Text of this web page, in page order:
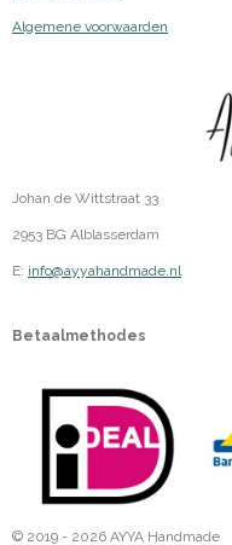
Algemene voorwaarden
Johan de Wittstraat 33
2953 BG Alblasserdam
E: info@ayyahandmade.nl
Betaalmethodes
© 2019 - 2026 AYYA Handmade